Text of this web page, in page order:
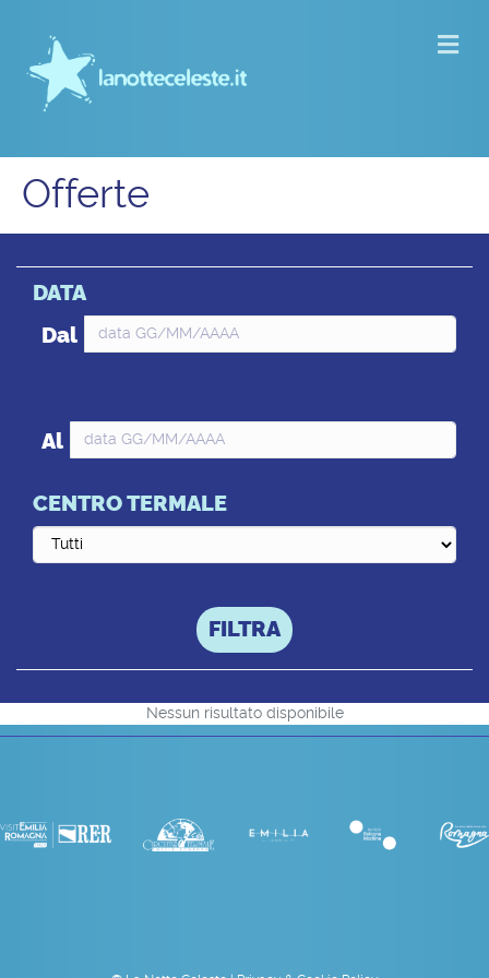
Offerte
DATA
Dal
Al
CENTRO TERMALE
FILTRA
Nessun risultato disponibile